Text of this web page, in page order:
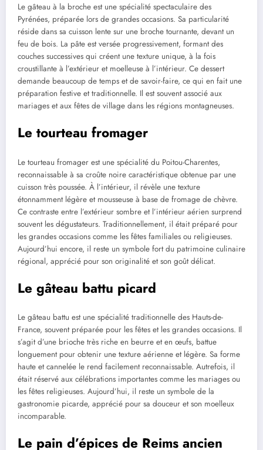
Le gâteau à la broche est une spécialité spectaculaire des
Pyrénées, préparée lors de grandes occasions. Sa particularité
réside dans sa cuisson lente sur une broche tournante, devant un
feu de bois. La pâte est versée progressivement, formant des
couches successives qui créent une texture unique, à la fois
croustillante à l’extérieur et moelleuse à l’intérieur. Ce dessert
demande beaucoup de temps et de savoir-faire, ce qui en fait une
préparation festive et traditionnelle. Il est souvent associé aux
mariages et aux fêtes de village dans les régions montagneuses.
Le tourteau fromager
Le tourteau fromager est une spécialité du Poitou-Charentes,
reconnaissable à sa croûte noire caractéristique obtenue par une
cuisson très poussée. À l’intérieur, il révèle une texture
étonnamment légère et mousseuse à base de fromage de chèvre.
Ce contraste entre l’extérieur sombre et l’intérieur aérien surprend
souvent les dégustateurs. Traditionnellement, il était préparé pour
les grandes occasions comme les fêtes familiales ou religieuses.
Aujourd’hui encore, il reste un symbole fort du patrimoine culinaire
régional, apprécié pour son originalité et son goût délicat.
Le gâteau battu picard
Le gâteau battu est une spécialité traditionnelle des Hauts-de-
France, souvent préparée pour les fêtes et les grandes occasions. Il
s’agit d’une brioche très riche en beurre et en œufs, battue
longuement pour obtenir une texture aérienne et légère. Sa forme
haute et cannelée le rend facilement reconnaissable. Autrefois, il
était réservé aux célébrations importantes comme les mariages ou
les fêtes religieuses. Aujourd’hui, il reste un symbole de la
gastronomie picarde, apprécié pour sa douceur et son moelleux
incomparable.
Le pain d’épices de Reims ancien